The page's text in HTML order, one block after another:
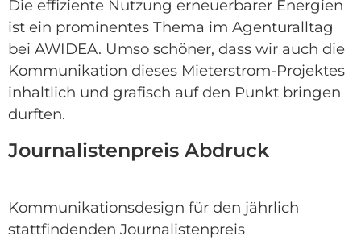
Die effiziente Nutzung erneuerbarer Energien
ist ein prominentes Thema im Agenturalltag
bei AWIDEA. Umso schöner, dass wir auch die
Kommunikation dieses Mieterstrom-Projektes
inhaltlich und grafisch auf den Punkt bringen
durften.
Journalistenpreis Abdruck
Kommunikationsdesign für den jährlich
stattfindenden Journalistenpreis